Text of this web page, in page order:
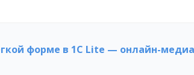
форме в 1С Lite — онлайн-